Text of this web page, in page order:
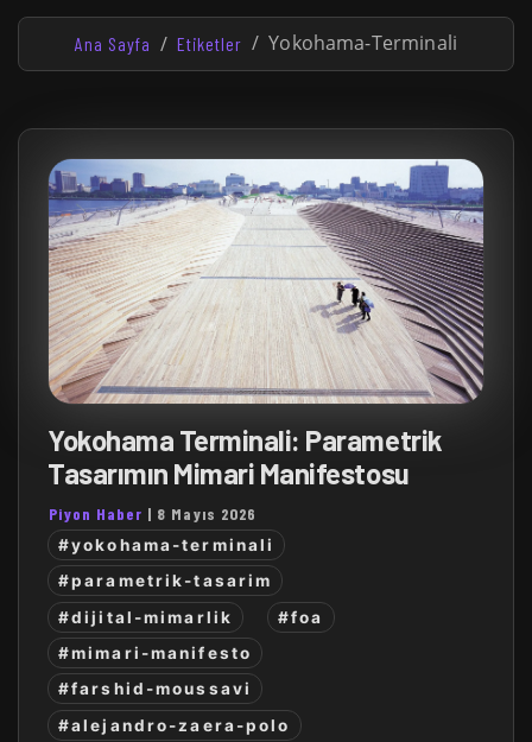
Ana Sayfa Etiketler Yokohama-Terminali
Yokohama Terminali: Parametrik
Tasarımın Mimari Manifestosu
Piyon Haber | 8 Mayıs 2026
#yokohama-terminali
#parametrik-tasarim
#dijital-mimarlik
#foa
#mimari-manifesto
#farshid-moussavi
#alejandro-zaera-polo